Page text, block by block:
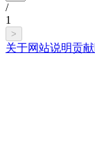
/
1
>
关于网站说明贡献